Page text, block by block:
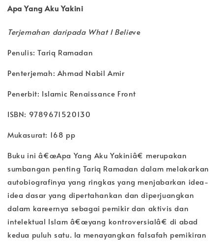
Apa Yang Aku Yakini
Terjemahan daripada What I Believe
Penulis: Tariq Ramadan
Penterjemah: Ahmad Nabil Amir
Penerbit: Islamic Renaissance Front
ISBN: 9789671520130
Mukasurat: 168 pp
Buku ini â€œApa Yang Aku Yakiniâ€ merupakan
sumbangan penting Tariq Ramadan dalam melakarkan
autobiografinya yang ringkas yang menjabarkan idea-
idea dasar yang dipertahankan dan diperjuangkan
dalam kareernya sebagai pemikir dan aktivis dan
intelektual Islam â€œyang kontroversialâ€ di abad
kedua puluh satu. Ia menayangkan falsafah pemikiran